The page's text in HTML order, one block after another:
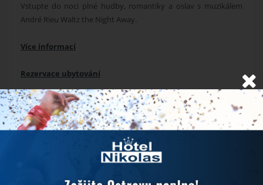
Vstupte do noci plné hudby, romantiky a oslav s muzikálem
André Rieu Waltz the Night Away.
Více informací
Rezervace ubytování
Objevujte Ostravu během svého pobytu